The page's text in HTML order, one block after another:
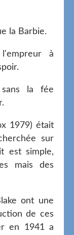
la Barbie.
à
la fée
1979) était
sur
est simple,
mais des
ont une
de ces
en 1941 a